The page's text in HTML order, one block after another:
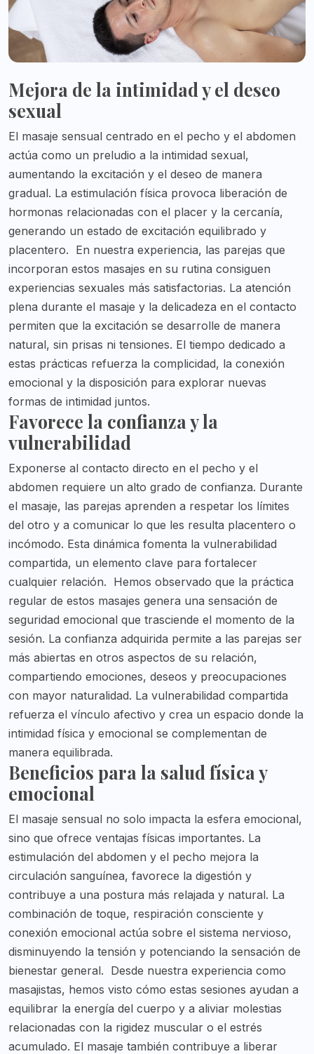
Mejora de la intimidad y el deseo
sexual
El masaje sensual centrado en el pecho y el abdomen
actúa como un preludio a la intimidad sexual,
aumentando la excitación y el deseo de manera
gradual. La estimulación física provoca liberación de
hormonas relacionadas con el placer y la cercanía,
generando un estado de excitación equilibrado y
placentero. En nuestra experiencia, las parejas que
incorporan estos masajes en su rutina consiguen
experiencias sexuales más satisfactorias. La atención
plena durante el masaje y la delicadeza en el contacto
permiten que la excitación se desarrolle de manera
natural, sin prisas ni tensiones. El tiempo dedicado a
estas prácticas refuerza la complicidad, la conexión
emocional y la disposición para explorar nuevas
formas de intimidad juntos.
Favorece la confianza y la
vulnerabilidad
Exponerse al contacto directo en el pecho y el
abdomen requiere un alto grado de confianza. Durante
el masaje, las parejas aprenden a respetar los límites
del otro y a comunicar lo que les resulta placentero o
incómodo. Esta dinámica fomenta la vulnerabilidad
compartida, un elemento clave para fortalecer
cualquier relación. Hemos observado que la práctica
regular de estos masajes genera una sensación de
seguridad emocional que trasciende el momento de la
sesión. La confianza adquirida permite a las parejas ser
más abiertas en otros aspectos de su relación,
compartiendo emociones, deseos y preocupaciones
con mayor naturalidad. La vulnerabilidad compartida
refuerza el vínculo afectivo y crea un espacio donde la
intimidad física y emocional se complementan de
manera equilibrada.
Beneficios para la salud física y
emocional
El masaje sensual no solo impacta la esfera emocional,
sino que ofrece ventajas físicas importantes. La
estimulación del abdomen y el pecho mejora la
circulación sanguínea, favorece la digestión y
contribuye a una postura más relajada y natural. La
combinación de toque, respiración consciente y
conexión emocional actúa sobre el sistema nervioso,
disminuyendo la tensión y potenciando la sensación de
bienestar general. Desde nuestra experiencia como
masajistas, hemos visto cómo estas sesiones ayudan a
equilibrar la energía del cuerpo y a aliviar molestias
relacionadas con la rigidez muscular o el estrés
acumulado. El masaje también contribuye a liberar